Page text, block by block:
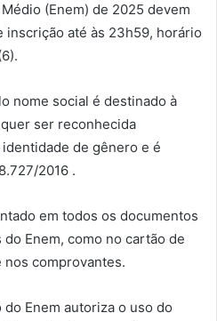
(Enem) de 2025 devem
inscrição até às 23h59, horário
nome social é destinado à
ser reconhecida
de gênero e é
2016 .
em todos os documentos
Enem, como no cartão de
comprovantes.
Enem autoriza o uso do